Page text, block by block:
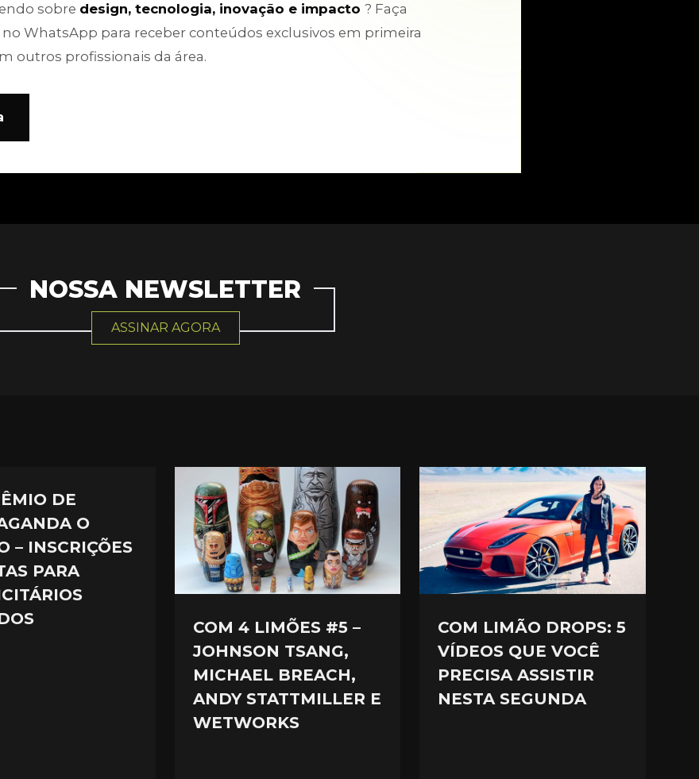
sobre design, tecnologia, inovação e impacto ? Faça
WhatsApp para receber conteúdos exclusivos em primeira
outros profissionais da área.
NOSSA NEWSLETTER
ASSINAR AGORA
DE
O
– INSCRIÇÕES
PARA
COM 4 LIMÕES #5 –
JOHNSON TSANG,
MICHAEL BREACH,
ANDY STATTMILLER E
WETWORKS
COM LIMÃO DROPS: 5
VÍDEOS QUE VOCÊ
PRECISA ASSISTIR
NESTA SEGUNDA